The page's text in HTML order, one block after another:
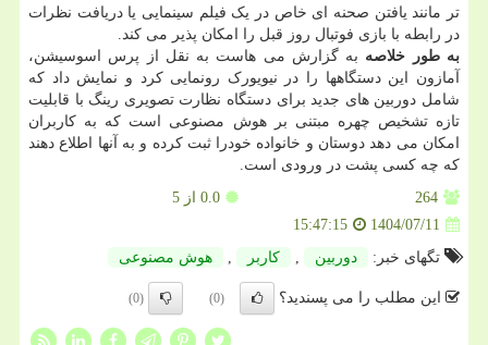
تر مانند یافتن صحنه ای خاص در یک فیلم سینمایی یا دریافت نظرات
در رابطه با بازی فوتبال روز قبل را امکان پذیر می کند.
به طور خلاصه به گزارش می هاست به نقل از پرس اسوسیشن،
آمازون این دستگاهها را در نیویورک رونمایی کرد و نمایش داد که
شامل دوربین های جدید برای دستگاه نظارت تصویری رینگ با قابلیت
تازه تشخیص چهره مبتنی بر هوش مصنوعی است که به کاربران
امکان می دهد دوستان و خانواده خودرا ثبت کرده و به آنها اطلاع دهند
که چه کسی پشت در ورودی است.
264
0.0 از 5
1404/07/11
15:47:15
تگهای خبر:
دوربین , كاربر , هوش مصنوعی
این مطلب را می پسندید؟ (0)
(0)